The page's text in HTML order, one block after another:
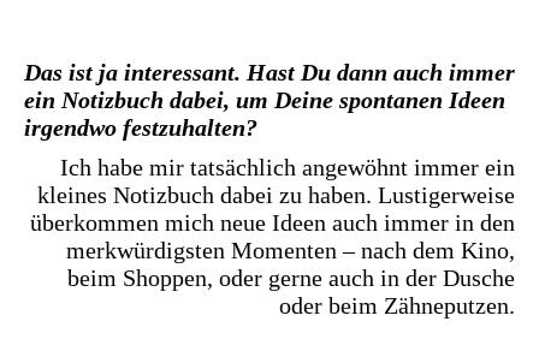
Das ist ja interessant. Hast Du dann auch immer
ein Notizbuch dabei, um Deine spontanen Ideen
irgendwo festzuhalten?
Ich habe mir tatsächlich angewöhnt immer ein
kleines Notizbuch dabei zu haben. Lustigerweise
überkommen mich neue Ideen auch immer in den
merkwürdigsten Momenten – nach dem Kino,
beim Shoppen, oder gerne auch in der Dusche
oder beim Zähneputzen.